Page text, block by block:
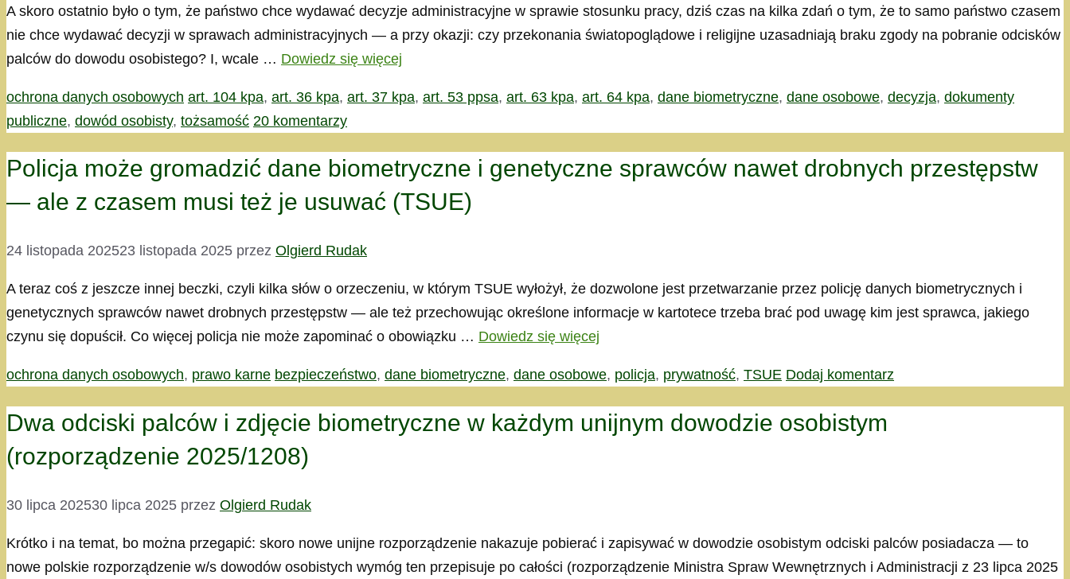
A skoro ostatnio było o tym, że państwo chce wydawać decyzje administracyjne w sprawie stosunku pracy, dziś czas na kilka zdań o tym, że to samo państwo czasem
nie chce wydawać decyzji w sprawach administracyjnych — a przy okazji: czy przekonania światopoglądowe i religijne uzasadniają braku zgody na pobranie odcisków
palców do dowodu osobistego? I, wcale … Dowiedz się więcej
Kategorie
ochrona danych osobowych Tagi
art. 104 kpa, art. 36 kpa, art. 37 kpa, art. 53 ppsa, art. 63 kpa, art. 64 kpa, dane biometryczne, dane osobowe, decyzja, dokumenty
publiczne, dowód osobisty, tożsamość 20 komentarzy
Policja może gromadzić dane biometryczne i genetyczne sprawców nawet drobnych przestępstw
— ale z czasem musi też je usuwać (TSUE)
24 listopada 202523 listopada 2025 przez Olgierd Rudak
A teraz coś z jeszcze innej beczki, czyli kilka słów o orzeczeniu, w którym TSUE wyłożył, że dozwolone jest przetwarzanie przez policję danych biometrycznych i
genetycznych sprawców nawet drobnych przestępstw — ale też przechowując określone informacje w kartotece trzeba brać pod uwagę kim jest sprawca, jakiego
czynu się dopuścił. Co więcej policja nie może zapominać o obowiązku … Dowiedz się więcej
Kategorie
ochrona danych osobowych, prawo karne Tagi
bezpieczeństwo, dane biometryczne, dane osobowe, policja, prywatność, TSUE Dodaj komentarz
Dwa odciski palców i zdjęcie biometryczne w każdym unijnym dowodzie osobistym
(rozporządzenie 2025/1208)
30 lipca 202530 lipca 2025 przez Olgierd Rudak
Krótko i na temat, bo można przegapić: skoro nowe unijne rozporządzenie nakazuje pobierać i zapisywać w dowodzie osobistym odciski palców posiadacza — to
nowe polskie rozporządzenie w/s dowodów osobistych wymóg ten przepisuje po całości (rozporządzenie Ministra Spraw Wewnętrznych i Administracji z 23 lipca 2025